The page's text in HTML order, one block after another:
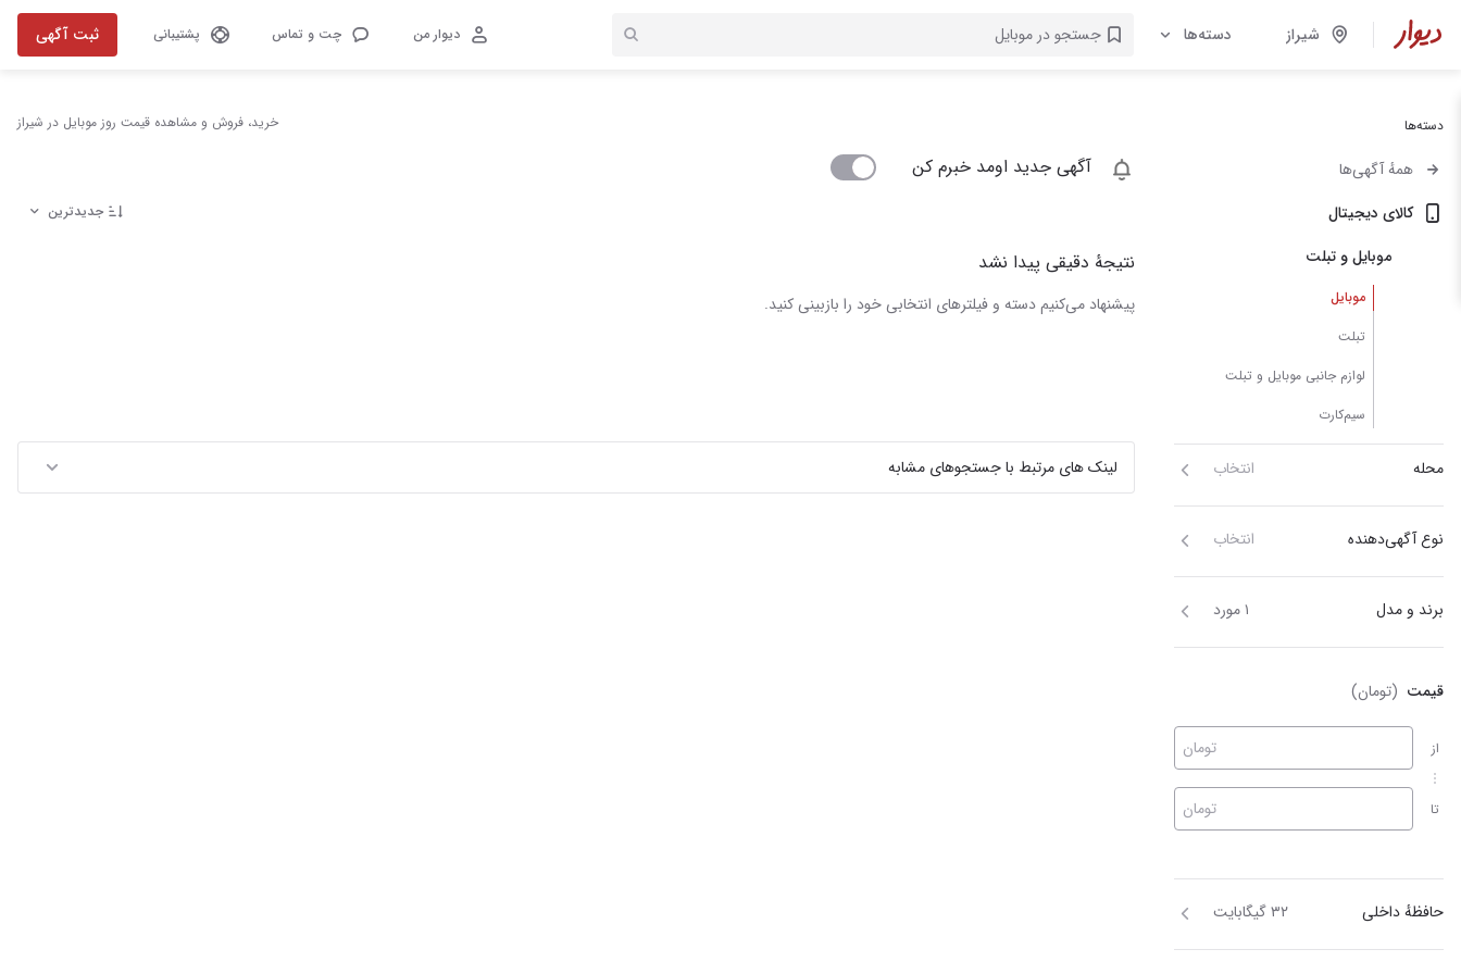
شیراز دسته‌ها دیوار من چت و تماس پشتیبانی ثبت آگهی
دسته‌ها
همهٔ آگهی‌ها
کالای دیجیتال
موبایل و تبلت
موبایل
تبلت
لوازم جانبی موبایل و تبلت
سیم‌کارت
محله انتخاب
نوع آگهی‌دهنده انتخاب
برند و مدل ۱ مورد
قیمت (تومان)
از
تا
تومان
تومان
حافظهٔ داخلی ۳۲ گیگابایت
خرید، فروش و مشاهده قیمت روز موبایل در شیراز
آگهی جدید اومد خبرم کن
جدیدترین
نتیجهٔ دقیقی پیدا نشد
پیشنهاد می‌کنیم دسته و فیلترهای انتخابی خود را بازبینی کنید.
لینک های مرتبط با جستجوهای مشابه